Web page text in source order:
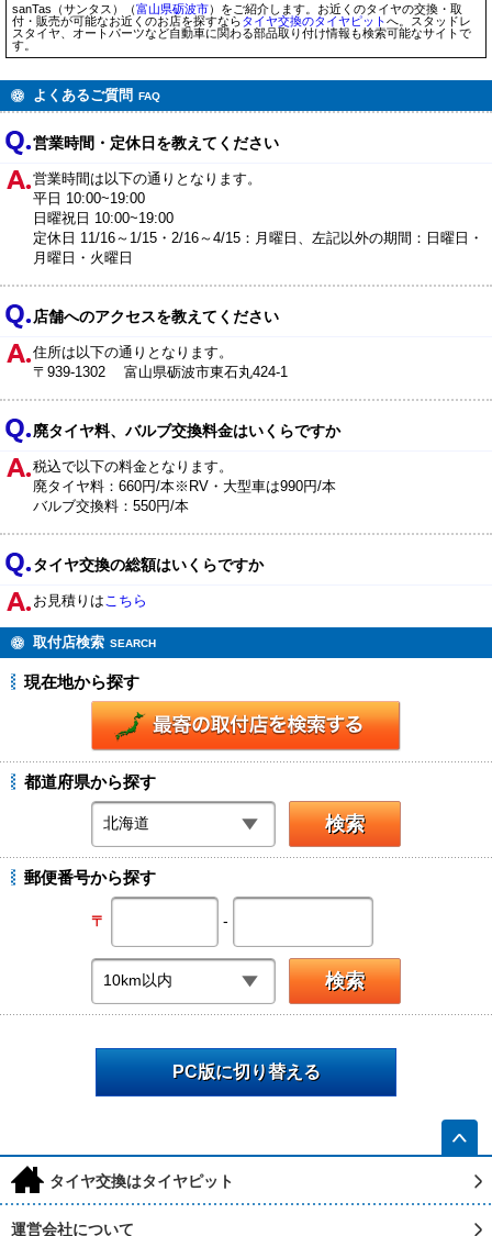
sanTas（サンタス）（富山県砺波市）をご紹介します。お近くのタイヤの交換・取
付・販売が可能なお近くのお店を探すならタイヤ交換のタイヤピットへ。スタッドレ
スタイヤ、オートパーツなど自動車に関わる部品取り付け情報も検索可能なサイトで
す。
よくあるご質問 FAQ
営業時間・定休日を教えてください
営業時間は以下の通りとなります。
平日 10:00~19:00
日曜祝日 10:00~19:00
定休日 11/16～1/15・2/16～4/15：月曜日、左記以外の期間：日曜日・
月曜日・火曜日
店舗へのアクセスを教えてください
住所は以下の通りとなります。
〒939-1302 富山県砺波市東石丸424-1
廃タイヤ料、バルブ交換料金はいくらですか
税込で以下の料金となります。
廃タイヤ料：660円/本※RV・大型車は990円/本
バルブ交換料：550円/本
タイヤ交換の総額はいくらですか
お見積りはこちら
取付店検索 SEARCH
現在地から探す
都道府県から探す
郵便番号から探す
〒 -
PC版に切り替える
h タイヤ交換はタイヤピット
運営会社について